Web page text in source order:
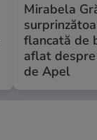
Mirabela
flancată de
aflat
de Apel